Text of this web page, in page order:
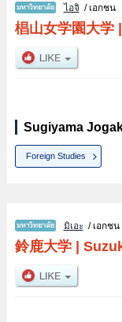
ไอจิ / เอกชน
椙山女学園大学|
Sugiyama
Foreign Studies
มิเอะ/ เอกชน
鈴鹿大学|